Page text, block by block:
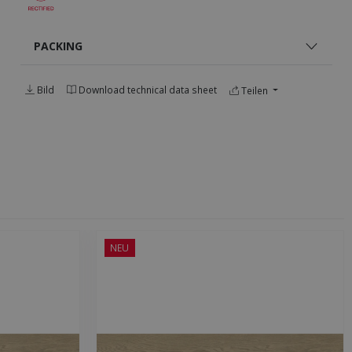
PACKING
Bild Download technical data sheet Teilen
NEU